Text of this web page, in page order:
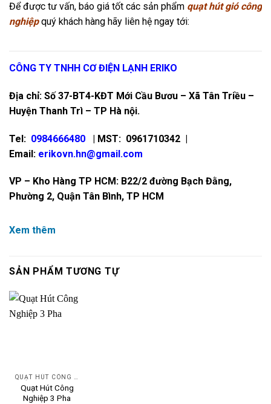
Để được tư vấn, báo giá tốt các sản phẩm quạt hút gió công
nghiệpquý khách hàng hãy liên hệ ngay tới:
CÔNG TY TNHH CƠ ĐIỆN LẠNH ERIKO
Địa chỉ: Số 37-BT4-KĐT Mới Cầu Bươu – Xã Tân Triều –
Huyện Thanh Trì – TP Hà nội.
Tel: 0984666480
| MST: 0961710342 |
Email: erikovn.hn@gmail.com
VP – Kho Hàng TP HCM: B22/2 đường Bạch Đằng,
Phường 2, Quận Tân Bình, TP HCM
Xem thêm
SẢN PHẨM TƯƠNG TỰ
Quạt Hút Công
Nghiệp 3 Pha